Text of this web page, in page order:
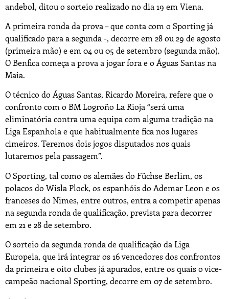
andebol, ditou o sorteio realizado no dia 19 em Viena.
A primeira ronda da prova – que conta com o Sporting já
qualificado para a segunda -, decorre em 28 ou 29 de agosto
(primeira mão) e em 04 ou 05 de setembro (segunda mão).
O Benfica começa a prova a jogar fora e o Águas Santas na
Maia.
O técnico do Águas Santas, Ricardo Moreira, refere que o
confronto com o BM Logroño La Rioja “será uma
eliminatória contra uma equipa com alguma tradição na
Liga Espanhola e que habitualmente fica nos lugares
cimeiros. Teremos dois jogos disputados nos quais
lutaremos pela passagem”.
O Sporting, tal como os alemães do Füchse Berlim, os
polacos do Wisla Plock, os espanhóis do Ademar Leon e os
franceses do Nimes, entre outros, entra a competir apenas
na segunda ronda de qualificação, prevista para decorrer
em 21 e 28 de setembro.
O sorteio da segunda ronda de qualificação da Liga
Europeia, que irá integrar os 16 vencedores dos confrontos
da primeira e oito clubes já apurados, entre os quais o vice-
campeão nacional Sporting, decorre em 07 de setembro.